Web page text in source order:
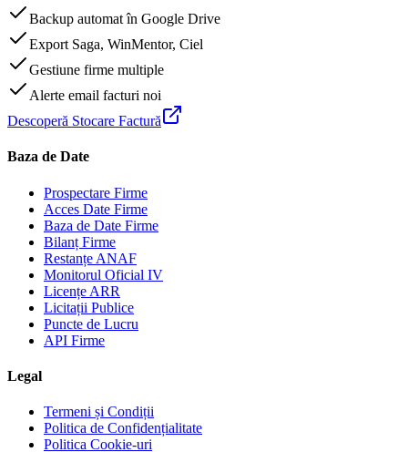
Backup automat în Google Drive
Export Saga, WinMentor, Ciel
Gestiune firme multiple
Alerte email facturi noi
Descoperă Stocare Factură
Baza de Date
Prospectare Firme
Acces Date Firme
Baza de Date Firme
Bilanț Firme
Restanțe ANAF
Monitorul Oficial IV
Licențe ARR
Licitații Publice
Puncte de Lucru
API Firme
Legal
Termeni și Condiții
Politica de Confidențialitate
Politica Cookie-uri